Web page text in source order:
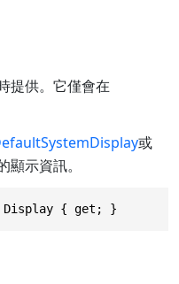
提供。它僅會在
或
顯示資訊。
Display { get; }